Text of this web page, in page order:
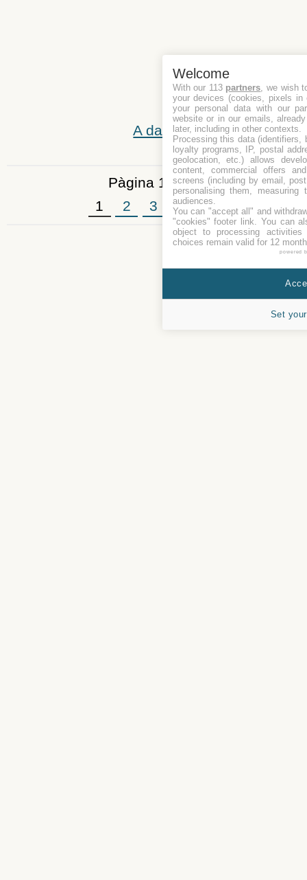
A dalt
Pàgina 1 de 4
1
2 3 4 »
Welcome
With our 113 partners , we wish
your devices (cookies, pixels
your personal data with our
website or in our emails,
later, including in other contexts.
Processing this data (identifiers,
loyalty programs, IP, postal
geolocation, etc.) allows
content, commercial offers
screens (including by email,
personalising them, measuring
audiences.
You can "accept all" and
"cookies" footer link . You can
object to processing
choices remain valid for 12
powered
Set